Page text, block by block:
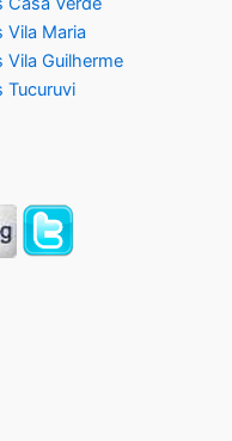
Maria
Guilherme
Tucuruvi